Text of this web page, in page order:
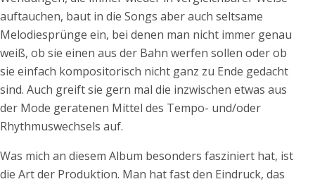
auftauchen, baut in die Songs aber auch seltsame
Melodiesprünge ein, bei denen man nicht immer genau
weiß, ob sie einen aus der Bahn werfen sollen oder ob
sie einfach kompositorisch nicht ganz zu Ende gedacht
sind. Auch greift sie gern mal die inzwischen etwas aus
der Mode geratenen Mittel des Tempo- und/oder
Rhythmuswechsels auf.
Was mich an diesem Album besonders fasziniert hat, ist
die Art der Produktion. Man hat fast den Eindruck, das